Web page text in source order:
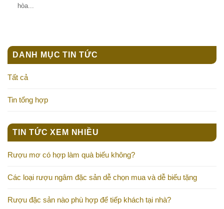
hòa...
DANH MỤC TIN TỨC
Tất cả
Tin tổng hợp
TIN TỨC XEM NHIỀU
Rượu mơ có hợp làm quà biếu không?
Các loại rượu ngâm đặc sản dễ chọn mua và dễ biếu tặng
Rượu đặc sản nào phù hợp để tiếp khách tại nhà?